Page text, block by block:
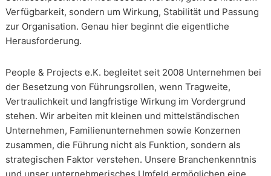
Verfügbarkeit, sondern um Wirkung, Stabilität und Passung
zur Organisation. Genau hier beginnt die eigentliche
Herausforderung.
People & Projects e.K. begleitet seit 2008 Unternehmen bei
der Besetzung von Führungsrollen, wenn Tragweite,
Vertraulichkeit und langfristige Wirkung im Vordergrund
stehen. Wir arbeiten mit kleinen und mittelständischen
Unternehmen, Familienunternehmen sowie Konzernen
zusammen, die Führung nicht als Funktion, sondern als
strategischen Faktor verstehen. Unsere Branchenkenntnis
und unser unternehmerisches Umfeld ermöglichen eine